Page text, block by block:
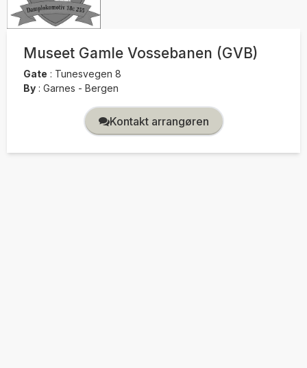
Museet Gamle Vossebanen (GVB)
Gate : Tunesvegen 8
By : Garnes - Bergen
Kontakt arrangøren